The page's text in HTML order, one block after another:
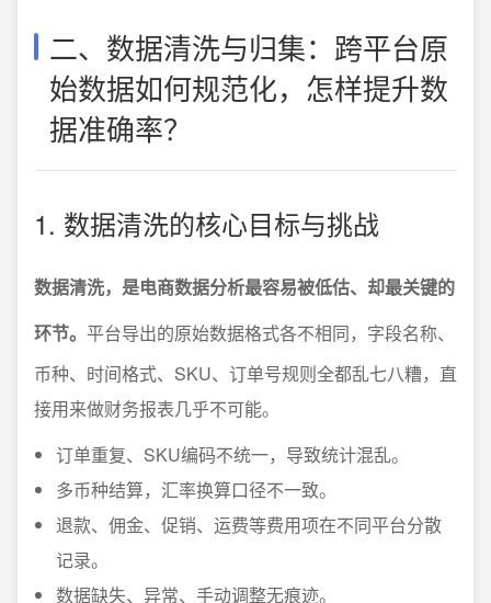
二、数据清洗与归集：跨平台原
始数据如何规范化，怎样提升数
据准确率？
1. 数据清洗的核心目标与挑战
数据清洗，是电商数据分析最容易被低估、却最关键的
环节。 平台导出的原始数据格式各不相同，字段名称、
币种、时间格式、SKU、订单号规则全都乱七八糟，直
接用来做财务报表几乎不可能。
订单重复、SKU编码不统一，导致统计混乱。
多币种结算，汇率换算口径不一致。
退款、佣金、促销、运费等费用项在不同平台分散
记录。
数据缺失、异常、手动调整无痕迹。